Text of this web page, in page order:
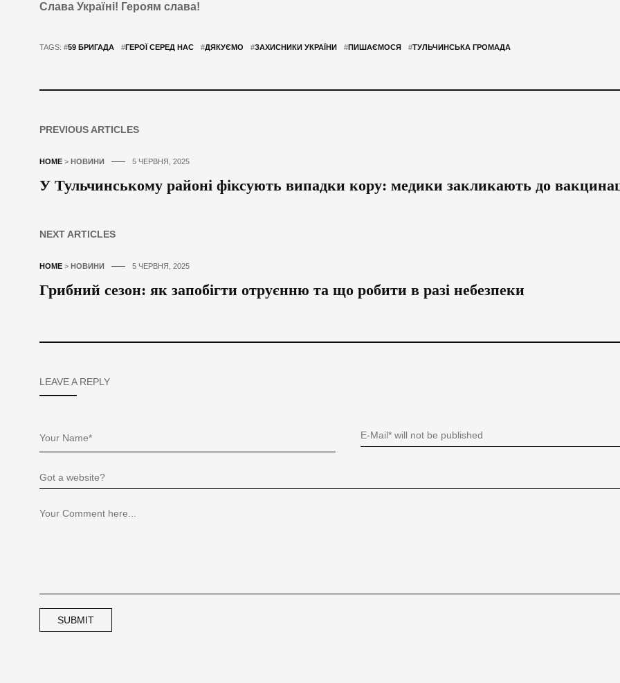
Слава Україні! Героям слава!
TAGS: #59 БРИГАДА #ГЕРОЇ СЕРЕД НАС #ДЯКУЄМО #ЗАХИСНИКИ УКРАЇНИ #ПИШАЄМОСЯ #ТУЛЬЧИНСЬКА ГРОМАДА
PREVIOUS ARTICLES
HOME > НОВИНИ 5 ЧЕРВНЯ, 2025
У Тульчинському районі фіксують випадки кору: медики закликають до
NEXT ARTICLES
HOME > НОВИНИ 5 ЧЕРВНЯ, 2025
Грибний сезон: як запобігти отруєнню та що робити в разі небезпеки
LEAVE A REPLY